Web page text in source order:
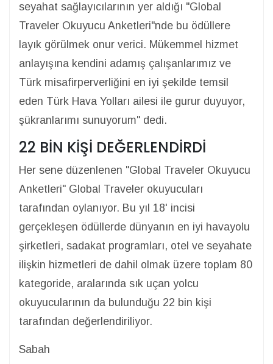
seyahat sağlayıcılarının yer aldığı "Global
Traveler Okuyucu Anketleri"nde bu ödüllere
layık görülmek onur verici. Mükemmel hizmet
anlayışına kendini adamış çalışanlarımız ve
Türk misafirperverliğini en iyi şekilde temsil
eden Türk Hava Yolları ailesi ile gurur duyuyor,
şükranlarımı sunuyorum" dedi.
22 BİN KİŞİ DEĞERLENDİRDİ
Her sene düzenlenen "Global Traveler Okuyucu
Anketleri" Global Traveler okuyucuları
tarafından oylanıyor. Bu yıl 18' incisi
gerçekleşen ödüllerde dünyanın en iyi havayolu
şirketleri, sadakat programları, otel ve seyahate
ilişkin hizmetleri de dahil olmak üzere toplam 80
kategoride, aralarında sık uçan yolcu
okuyucularının da bulunduğu 22 bin kişi
tarafından değerlendiriliyor.
Sabah